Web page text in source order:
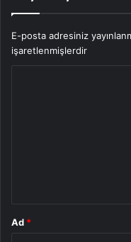
E-posta adresiniz
işaretlenmişlerdir
Ad *